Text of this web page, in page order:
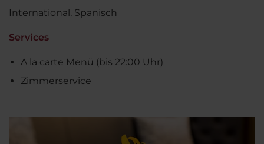
International, Spanisch
Services
A la carte Menü (bis 22:00 Uhr)
Zimmerservice